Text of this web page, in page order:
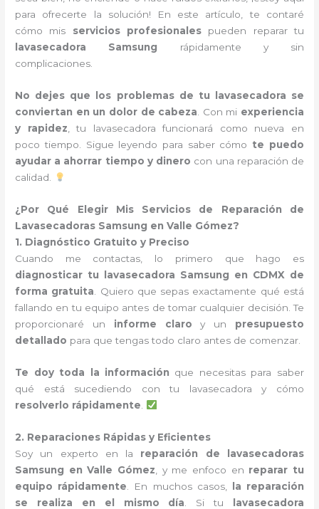
para ofrecerte la solución! En este artículo, te contaré
cómo mis servicios profesionales pueden reparar tu
lavasecadora Samsung rápidamente y sin
complicaciones.
No dejes que los problemas de tu lavasecadora se
conviertan en un dolor de cabeza . Con mi experiencia
y rapidez , tu lavasecadora funcionará como nueva en
poco tiempo. Sigue leyendo para saber cómo te puedo
ayudar a ahorrar tiempo y dinero con una reparación de
calidad.
¿Por Qué Elegir Mis Servicios de Reparación de
Lavasecadoras Samsung en Valle Gómez?
1. Diagnóstico Gratuito y Preciso
Cuando me contactas, lo primero que hago es
diagnosticar tu lavasecadora Samsung en CDMX de
forma gratuita . Quiero que sepas exactamente qué está
fallando en tu equipo antes de tomar cualquier decisión. Te
proporcionaré un informe claro y un presupuesto
detallado para que tengas todo claro antes de comenzar.
Te doy toda la información que necesitas para saber
qué está sucediendo con tu lavasecadora y cómo
resolverlo rápidamente
2. Reparaciones Rápidas y Eficientes
Soy un experto en la reparación de lavasecadoras
Samsung en Valle Gómez , y me enfoco en reparar tu
equipo rápidamente . En muchos casos,
la reparación
se realiza en el mismo día . Si tu
lavasecadora